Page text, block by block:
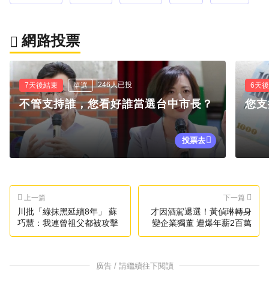
網路投票
7天後結束 單選 246人已投
不管支持誰，您看好誰當選台中市長？
投票去
6天
您
上一篇
川批「綠抹黑延續8年」 蘇
巧慧：我連曾祖父都被攻擊
下一篇
才因酒駕退選！黃偵琳轉身
變企業獨董 遭爆年薪2百萬
廣告 / 請繼續往下閱讀